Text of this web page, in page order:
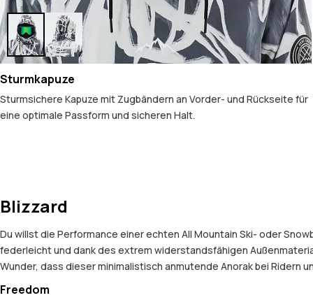
Sturmkapuze
Sturmsichere Kapuze mit Zugbändern an Vorder- und Rückseite für
eine optimale Passform und sicheren Halt.
Blizzard
Du willst die Performance einer echten All Mountain Ski- oder
federleicht und dank des extrem widerstandsfähigen
Wunder, dass dieser minimalistisch anmutende Anorak bei Ridern
Freedom